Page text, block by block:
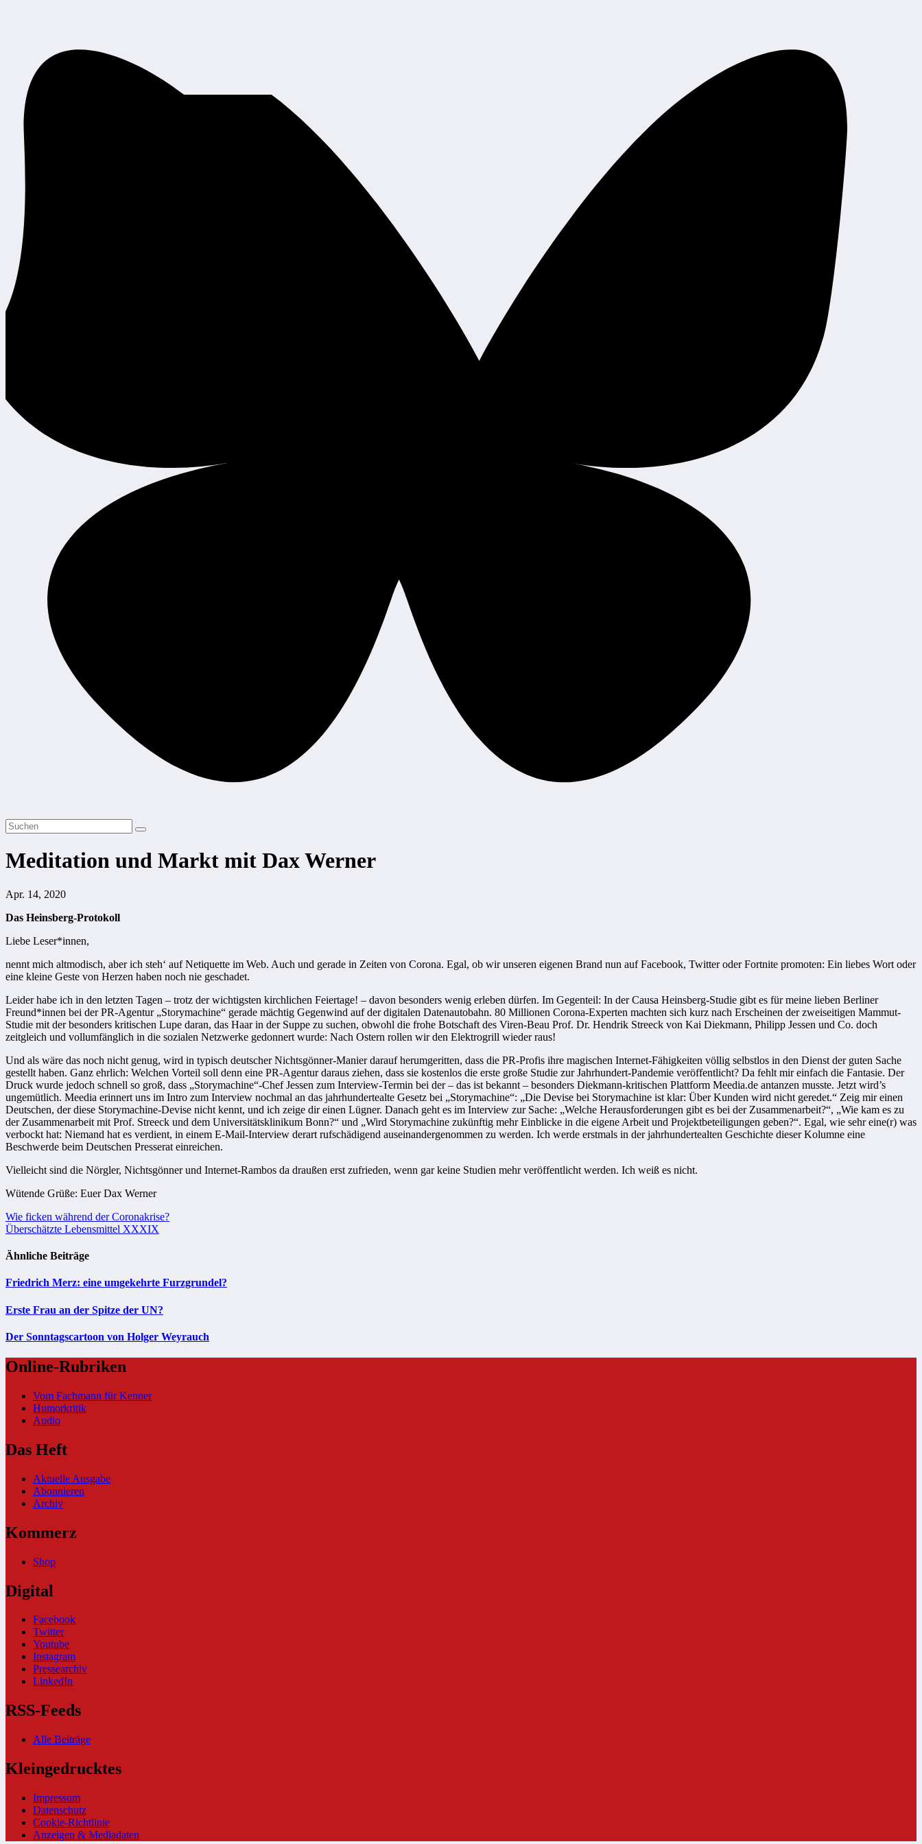
Meditation und Markt mit Dax Werner
Apr. 14, 2020
Das Heinsberg-Protokoll
Liebe Leser*innen,
nennt mich altmodisch, aber ich steh‘ auf Netiquette im Web. Auch und gerade in Zeiten von Corona. Egal, ob wir unseren eigenen Brand nun auf Facebook, Twitter oder Fortnite promoten: Ein liebes Wort oder
eine kleine Geste von Herzen haben noch nie geschadet.
Leider habe ich in den letzten Tagen – trotz der wichtigsten kirchlichen Feiertage! – davon besonders wenig erleben dürfen. Im Gegenteil: In der Causa Heinsberg-Studie gibt es für meine lieben Berliner
Freund*innen bei der PR-Agentur „Storymachine“ gerade mächtig Gegenwind auf der digitalen Datenautobahn. 80 Millionen Corona-Experten machten sich kurz nach Erscheinen der zweiseitigen Mammut-
Studie mit der besonders kritischen Lupe daran, das Haar in der Suppe zu suchen, obwohl die frohe Botschaft des Viren-Beau Prof. Dr. Hendrik Streeck von Kai Diekmann, Philipp Jessen und Co. doch
zeitgleich und vollumfänglich in die sozialen Netzwerke gedonnert wurde: Nach Ostern rollen wir den Elektrogrill wieder raus!
Und als wäre das noch nicht genug, wird in typisch deutscher Nichtsgönner-Manier darauf herumgeritten, dass die PR-Profis ihre magischen Internet-Fähigkeiten völlig selbstlos in den Dienst der guten Sache
gestellt haben. Ganz ehrlich: Welchen Vorteil soll denn eine PR-Agentur daraus ziehen, dass sie kostenlos die erste große Studie zur Jahrhundert-Pandemie veröffentlicht? Da fehlt mir einfach die Fantasie. Der
Druck wurde jedoch schnell so groß, dass „Storymachine“-Chef Jessen zum Interview-Termin bei der – das ist bekannt – besonders Diekmann-kritischen Plattform Meedia.de antanzen musste. Jetzt wird’s
ungemütlich. Meedia erinnert uns im Intro zum Interview nochmal an das jahrhundertealte Gesetz bei „Storymachine“: „Die Devise bei Storymachine ist klar: Über Kunden wird nicht geredet.“ Zeig mir einen
Deutschen, der diese Storymachine-Devise nicht kennt, und ich zeige dir einen Lügner. Danach geht es im Interview zur Sache: „Welche Herausforderungen gibt es bei der Zusammenarbeit?“, „Wie kam es zu
der Zusammenarbeit mit Prof. Streeck und dem Universitätsklinikum Bonn?“ und „Wird Storymachine zukünftig mehr Einblicke in die eigene Arbeit und Projektbeteiligungen geben?“. Egal, wie sehr eine(r) was
verbockt hat: Niemand hat es verdient, in einem E-Mail-Interview derart rufschädigend auseinandergenommen zu werden. Ich werde erstmals in der jahrhundertealten Geschichte dieser Kolumne eine
Beschwerde beim Deutschen Presserat einreichen.
Vielleicht sind die Nörgler, Nichtsgönner und Internet-Rambos da draußen erst zufrieden, wenn gar keine Studien mehr veröffentlicht werden. Ich weiß es nicht.
Wütende Grüße: Euer Dax Werner
Beitragsnavigation
Wie ficken während der Coronakrise?
Überschätzte Lebensmittel XXXIX
Ähnliche Beiträge
Friedrich Merz: eine umgekehrte Furzgrundel?
Erste Frau an der Spitze der UN?
Der Sonntagscartoon von Holger Weyrauch
Online-Rubriken
Vom Fachmann für Kenner
Humorkritik
Audio
Das Heft
Aktuelle Ausgabe
Abonnieren
Archiv
Kommerz
Shop
Digital
Facebook
Twitter
Youtube
Instagram
Pressearchiv
LinkedIn
RSS-Feeds
Alle Beiträge
Kleingedrucktes
Impressum
Datenschutz
Cookie-Richtlinie
Anzeigen & Mediadaten